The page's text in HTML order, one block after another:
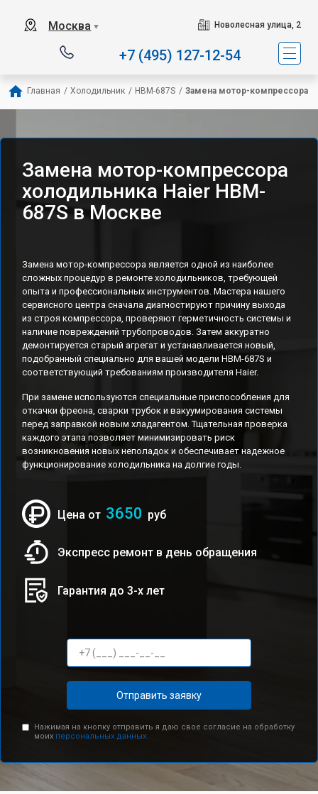
Москва ▼ Новолесная улица, 2
+7 (495) 127-12-54
Главная / Холодильник / HBM-687S / Замена мотор-компрессора
Замена мотор-компрессора
холодильника Haier HBM-
687S в Москве
Замена мотор-компрессора является одной из наиболее
сложных процедур в ремонте холодильников, требующей
опыта и профессиональных инструментов. Мастера нашего
сервисного центра сначала диагностируют причину выхода
из строя компрессора, проверяют герметичность системы и
наличие повреждений трубопроводов. Затем аккуратно
демонтируется старый агрегат и устанавливается новый,
подобранный специально для вашей модели HBM-687S и
соответствующий требованиям производителя Haier.
При замене используются специальные приспособления для
откачки фреона, сварки трубок и вакуумирования системы
перед заправкой новым хладагентом. Тщательная проверка
каждого этапа позволяет минимизировать риск
возникновения новых неполадок и обеспечивает надежное
функционирование холодильника на долгие годы.
Цена от 3650 руб
Экспресс ремонт в день обращения
Гарантия до 3-х лет
Отправить заявку
Нажимая на кнопку отправить я даю свое согласие на обработку
моих персональных данных.